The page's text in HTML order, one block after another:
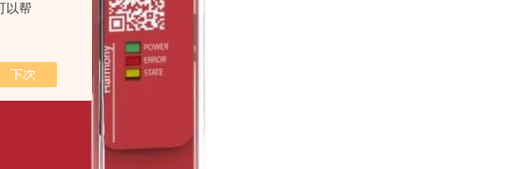
以帮